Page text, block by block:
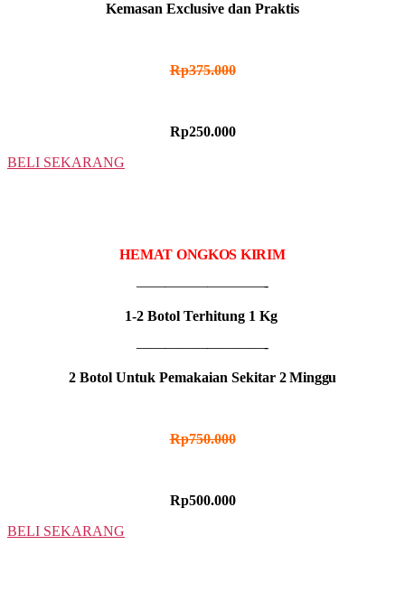
Kemasan Exclusive dan Praktis
Rp375.000
Rp250.000
BELI SEKARANG
HEMAT ONGKOS KIRIM
—————————-
1-2 Botol Terhitung 1 Kg
—————————-
2 Botol Untuk Pemakaian Sekitar 2 Minggu
Rp750.000
Rp500.000
BELI SEKARANG